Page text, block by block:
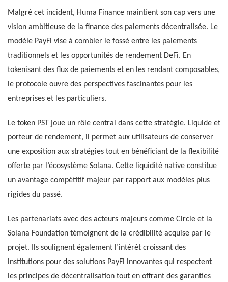
Malgré cet incident, Huma Finance maintient son cap vers une
vision ambitieuse de la finance des paiements décentralisée. Le
modèle PayFi vise à combler le fossé entre les paiements
traditionnels et les opportunités de rendement DeFi. En
tokenisant des flux de paiements et en les rendant composables,
le protocole ouvre des perspectives fascinantes pour les
entreprises et les particuliers.
Le token PST joue un rôle central dans cette stratégie. Liquide et
porteur de rendement, il permet aux utilisateurs de conserver
une exposition aux stratégies tout en bénéficiant de la flexibilité
offerte par l’écosystème Solana. Cette liquidité native constitue
un avantage compétitif majeur par rapport aux modèles plus
rigides du passé.
Les partenariats avec des acteurs majeurs comme Circle et la
Solana Foundation témoignent de la crédibilité acquise par le
projet. Ils soulignent également l’intérêt croissant des
institutions pour des solutions PayFi innovantes qui respectent
les principes de décentralisation tout en offrant des garanties